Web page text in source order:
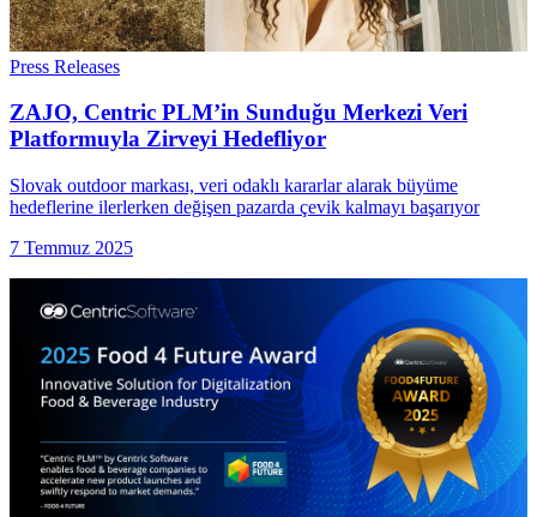
Press Releases
ZAJO, Centric PLM’in Sunduğu Merkezi Veri
Platformuyla Zirveyi Hedefliyor
Slovak outdoor markası, veri odaklı kararlar alarak büyüme
hedeflerine ilerlerken değişen pazarda çevik kalmayı başarıyor
7 Temmuz 2025